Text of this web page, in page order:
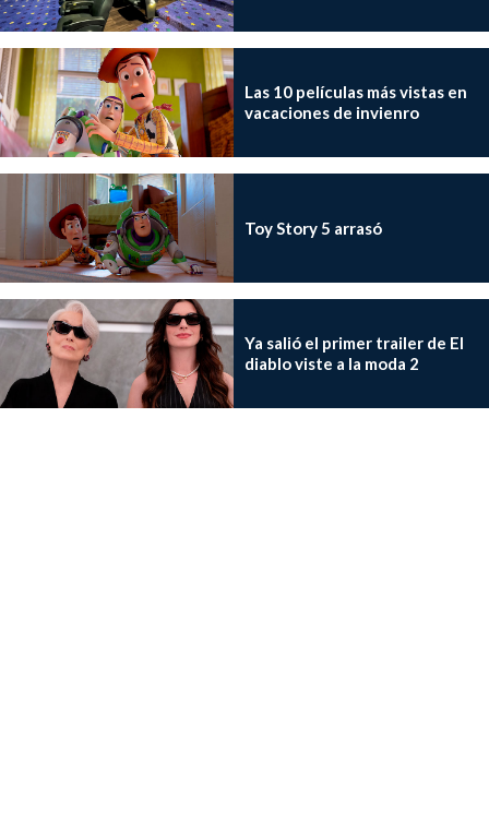
Las 10 películas más vistas en
vacaciones de invienro
Toy Story 5 arrasó
Ya salió el primer trailer de El
diablo viste a la moda 2